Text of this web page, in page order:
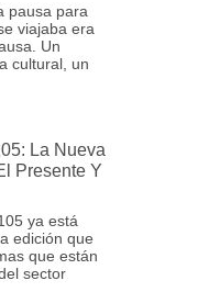
pausa para
viajaba era
Un
cultural, un
La Nueva
Presente Y
ya está
edición que
que están
sector